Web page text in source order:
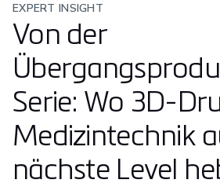
EXPERT INSIGHT
Von der
Serie: Wo 3D-
Medizintechnik
nächste Level